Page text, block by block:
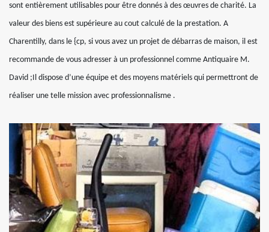
sont entièrement utilisables pour être donnés à des œuvres de charité. La
valeur des biens est supérieure au cout calculé de la prestation. A
Charentilly, dans le {cp, si vous avez un projet de débarras de maison, il est
recommande de vous adresser à un professionnel comme Antiquaire M.
David ;Il dispose d’une équipe et des moyens matériels qui permettront de
réaliser une telle mission avec professionnalisme .